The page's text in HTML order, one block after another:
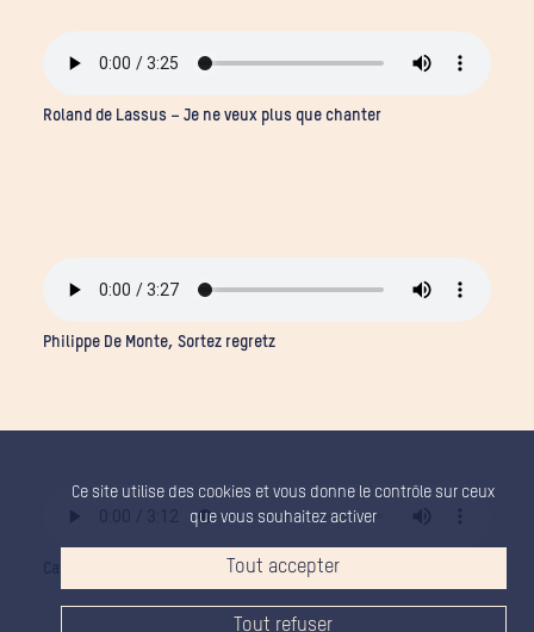
Roland de Lassus – Je ne veux plus que chanter
Philippe De Monte, Sortez regretz
Carlo d’Alessio, India Song – arrangement Geoffroy Jourdain
Ce site utilise des cookies et vous donne le contrôle sur ceux
que vous souhaitez activer
Tout accepter
Tout refuser